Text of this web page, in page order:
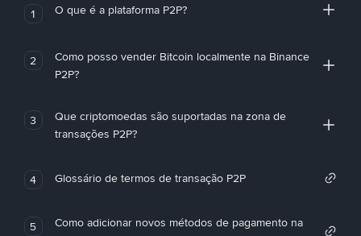
1 O que é a plataforma P2P?
2
Como posso vender Bitcoin localmente na Binance
P2P?
3
Que criptomoedas são suportadas na zona de
transações P2P?
4 Glossário de termos de transação P2P
5
Como adicionar novos métodos de pagamento na